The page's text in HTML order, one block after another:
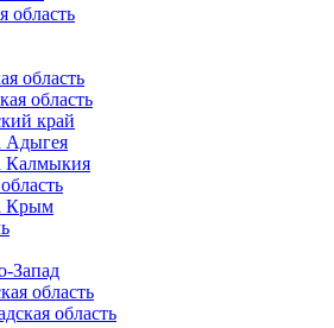
область
область
область
край
Адыгея
Калмыкия
Крым
Запад
область
область